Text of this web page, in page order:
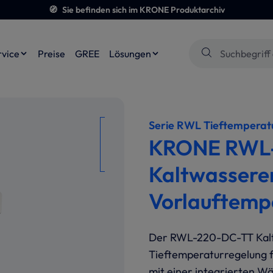
🧭 Sie befinden sich im KRONE Produktarchiv
Preise GREE Lösungen
Serie RWL
KRONE
Der RWL-220-DC-TT
Tieftemperaturregelung